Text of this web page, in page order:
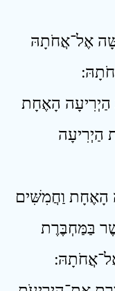
אֶל־אֲחֹתָהּ
׃
הַיְרִיעָה הָאֶחָת
הַיְרִיעָה
הָאֶחָת וַחֲמִשִּׁים
בַּמַּחְבֶּרֶת
׃